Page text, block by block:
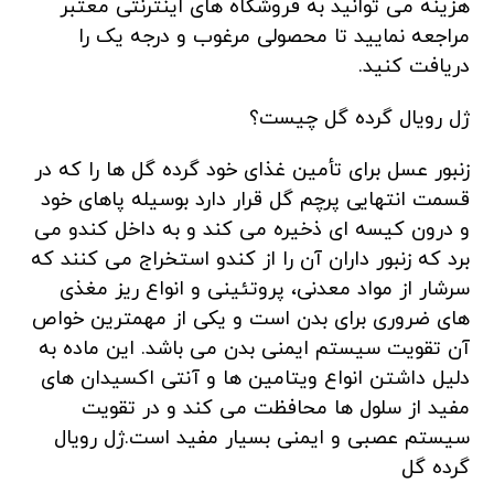
هزینه می توانید به فروشگاه های اینترنتی معتبر
مراجعه نمایید تا محصولی مرغوب و درجه یک را
دریافت کنید.
ژل رویال گرده گل چیست؟
زنبور عسل برای تأمین غذای خود گرده گل ها را که در
قسمت انتهایی پرچم گل قرار دارد بوسیله پاهای خود
و درون کیسه ای ذخیره می کند و به داخل کندو می
برد که زنبور داران آن را از کندو استخراج می کنند که
سرشار از مواد معدنی، پروتئینی و انواع ریز مغذی
های ضروری برای بدن است و یکی از مهمترین خواص
آن تقویت سیستم ایمنی بدن می باشد. این ماده به
دلیل داشتن انواع ویتامین ها و آنتی اکسیدان های
مفید از سلول ها محافظت می کند و در تقویت
سیستم عصبی و ایمنی بسیار مفید است.ژل رویال
گرده گل